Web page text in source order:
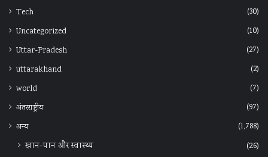
Tech
(30)
Uncategorized
(10)
Uttar-Pradesh
(27)
uttarakhand
(2)
world
(7)
अंतरराष्ट्रीय
(97)
अन्‍य
(1,788)
खान-पान और स्वास्थ्य (26)